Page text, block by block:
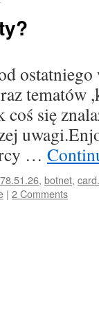
tematów
się
…
, botnet,
| 2 Comments